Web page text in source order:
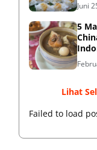
Juni
5
Lihat
Failed to load